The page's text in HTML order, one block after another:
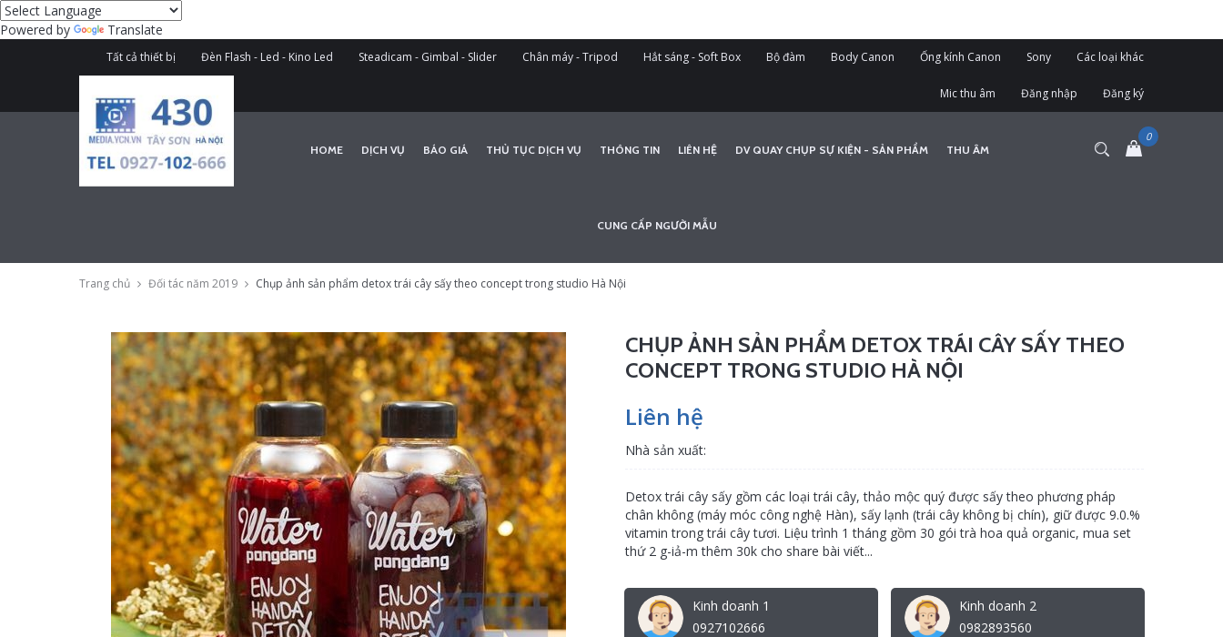
Powered by Translate
Tất cả thiết bị Đèn Flash - Led - Kino Led Steadicam - Gimbal - Slider Chân máy - Tripod Hắt sáng - Soft Box Bộ đàm Body Canon Ống kính Canon Sony Các loại khác
Mic thu âm Đăng nhập Đăng ký
HOME DỊCH VỤ BÁO GIÁ THỦ TỤC DỊCH VỤ THÔNG TIN LIÊN HỆ DV QUAY CHỤP SỰ KIỆN - SẢN PHẨM THU ÂM
CUNG CẤP NGƯỜI MẪU
Trang chủ Đối tác năm 2019 Chụp ảnh sản phẩm detox trái cây sấy theo concept trong studio Hà Nội
CHỤP ẢNH SẢN PHẨM DETOX TRÁI CÂY SẤY THEO
CONCEPT TRONG STUDIO HÀ NỘI
Liên hệ
Nhà sản xuất:
Detox trái cây sấy gồm các loại trái cây, thảo mộc quý được sấy theo phương pháp
chân không (máy móc công nghệ Hàn), sấy lạnh (trái cây không bị chín), giữ được 9.0.%
vitamin trong trái cây tươi. Liệu trình 1 tháng gồm 30 gói trà hoa quả organic, mua set
thứ 2 g-iả-m thêm 30k cho share bài viết...
Kinh doanh 1
0927102666
Kinh doanh 2
0982893560